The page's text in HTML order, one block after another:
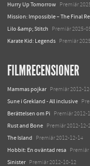
Hurry Up Tomorrow Premiär
Mission: Impossible – The Final
Lilo &amp; Stitch Premiär 2025-
Karate Kid: Legends Premiär
FILMRECENSIONER
Mammas pojkar Premiär 2012-
Sune i Grekland - All inclusive
Berättelsen om Pi Premiär 2012-
Rust and Bone Premiär 2012-12-
The Island Premiär 2012-12-14
Hobbit: En oväntad resa Premiär
Sinister Premiär 2012-10-12